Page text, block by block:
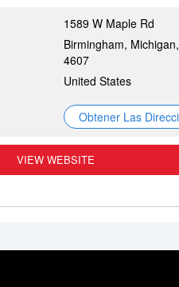
1589 W Maple Rd
Birmingham,
4607
United States
Obtener Las
VIEW WEBSITE